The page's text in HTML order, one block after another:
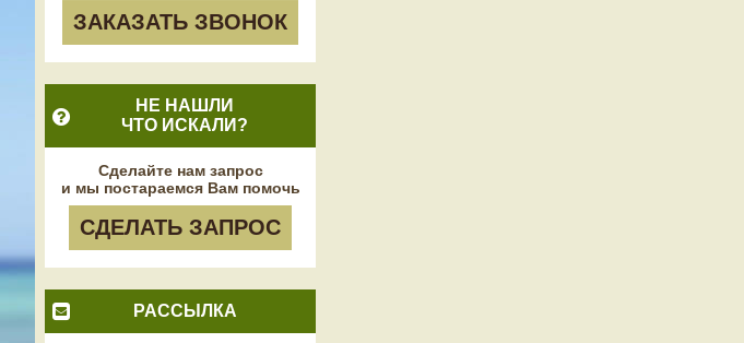
ЗАКАЗАТЬ ЗВОНОК
НЕ НАШЛИ
ЧТО ИСКАЛИ?
Сделайте нам запрос
и мы постараемся Вам помочь
СДЕЛАТЬ ЗАПРОС
РАССЫЛКА